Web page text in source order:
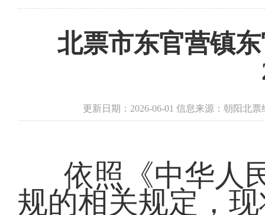
北票市东官营镇
更新日期：2026-06-01 信息来源：朝阳北
依照《中华人
规的相关规定，